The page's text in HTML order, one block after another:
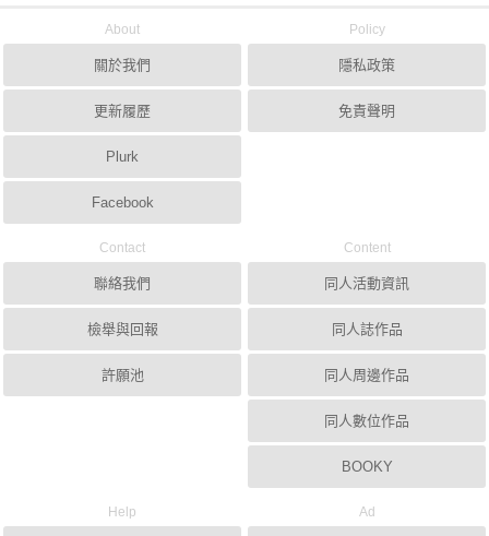
About
關於我們
更新履歷
Plurk
Facebook
Policy
隱私政策
免責聲明
Contact
聯絡我們
檢舉與回報
許願池
Content
同人活動資訊
同人誌作品
同人周邊作品
同人數位作品
BOOKY
Help Ad